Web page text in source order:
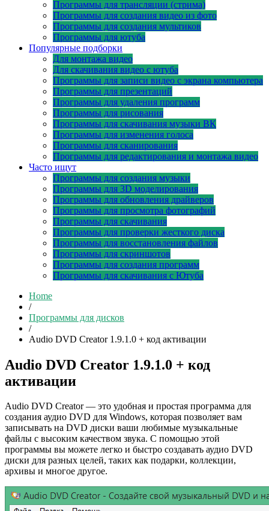
Программы для трансляции (стрима)
Программы для создания видео из фото
Программы для создания мультиков
Программы для ютуба
Популярные подборки
Для монтажа видео
Для скачивания видео с ютуба
Программы для записи видео с экрана компьютера
Программы для презентаций
Программы для удаления программ
Программы для рисования
Программы для скачивания музыки ВК
Программы для изменения голоса
Программы для сканирования
Программы для редактирования и монтажа видео
Часто ищут
Программы для создания музыки
Программы для 3D моделирования
Программы для обновления драйверов
Программы для просмотра фотографий
Программы для скачивания
Программы для проверки жесткого диска
Программы для восстановления файлов
Программы для скриншотов
Программы для создания программ
Программы для скачивания с Ютуба
Home
/
Программы для дисков
/
Audio DVD Creator 1.9.1.0 + код активации
Audio DVD Creator 1.9.1.0 + код
активации
Audio DVD Creator — это удобная и простая программа для
создания аудио DVD для Windows, которая позволяет вам
записывать на DVD диски ваши любимые музыкальные
файлы с высоким качеством звука. С помощью этой
программы вы можете легко и быстро создавать аудио DVD
диски для разных целей, таких как подарки, коллекции,
архивы и многое другое.